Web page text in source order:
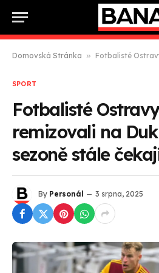
Domovská Stránka » Fotbalisté Ostravy jen
SPORT
Fotbalisté
remizovali na
sezoně stále
By Personál 3 srpna, 2025